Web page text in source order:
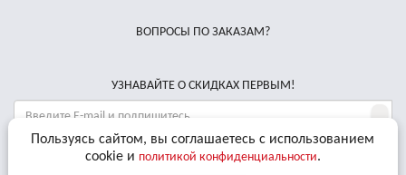
ВОПРОСЫ ПО ЗАКАЗАМ?
УЗНАВАЙТЕ О СКИДКАХ ПЕРВЫМ!
согласие на обработку персональных данных
условиямиПользовательского Соглашения
Пользуясь сайтом, вы соглашаетесь с использованием
cookie и политикой конфиденциальности.